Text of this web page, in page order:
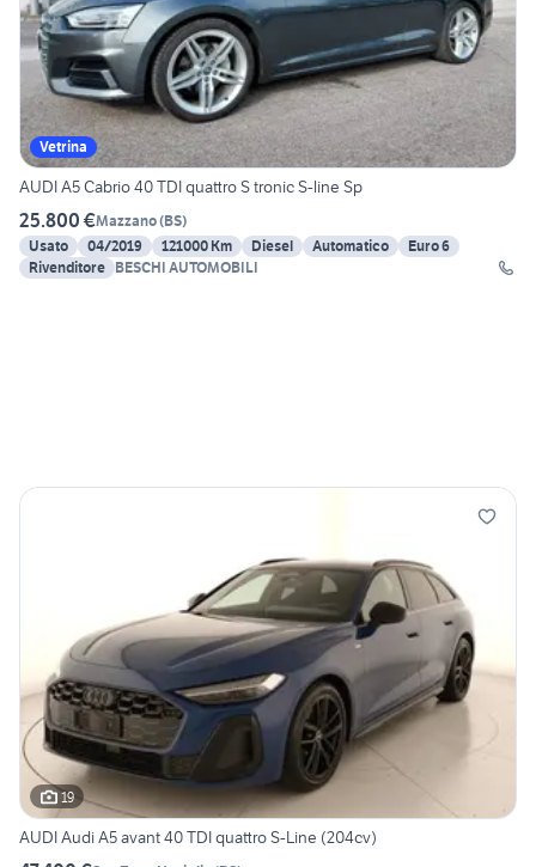
Vetrina
AUDI A5 Cabrio 40 TDI quattro S tronic S-line Sp
25.800 €Mazzano(BS)
Usato
04/2019 121000 Km Diesel Automatico
Euro 6
Rivenditore BESCHI AUTOMOBILI
19
AUDI Audi A5 avant 40 TDI quattro S-Line (204cv)